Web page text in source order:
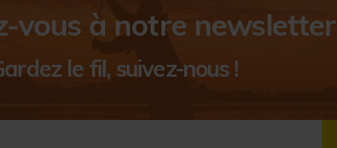
vous à notre newsletter
le fil, suivez-nous !